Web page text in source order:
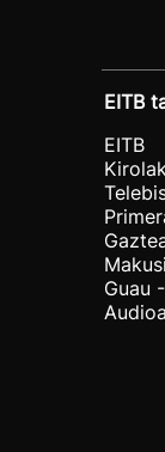
EITB
EITB
Makusi
Guau
Audioa